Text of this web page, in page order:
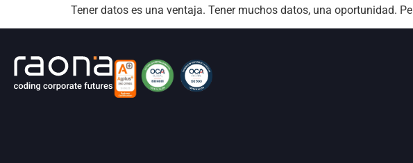
Tener datos es una ventaja. Tener muchos datos, una oportunidad.